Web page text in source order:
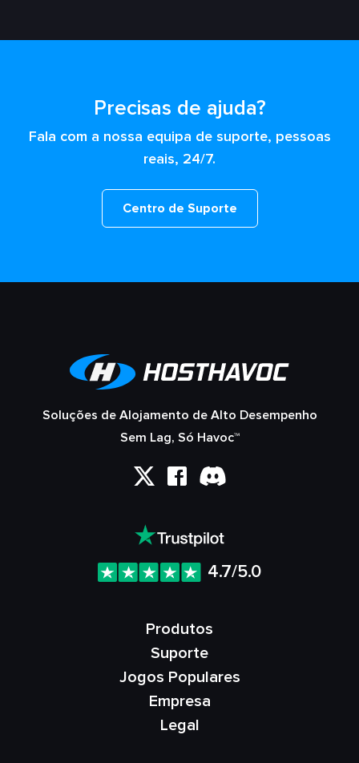
Precisas de ajuda?
Fala com a nossa equipa de suporte, pessoas
reais, 24/7.
Centro de Suporte
Soluções de Alojamento de Alto Desempenho
Sem Lag, Só Havoc™
4.7/5.0
Produtos
Suporte
Jogos Populares
Empresa
Legal